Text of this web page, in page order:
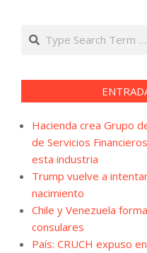
Search
Hacienda crea Grupo
de Servicios
esta industria
Trump vuelve a
nacimiento
Chile y Venezuela
consulares
País: CRUCH expuso